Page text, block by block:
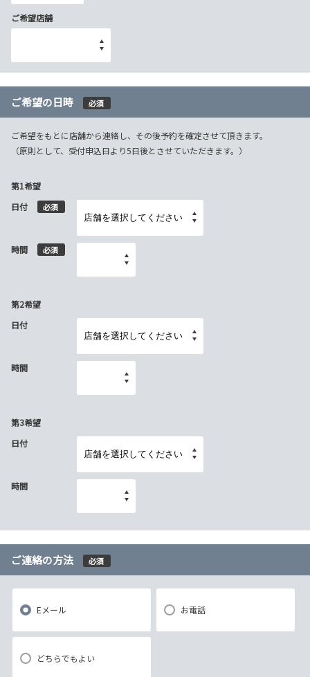
ご希望店舗
ご希望の日時 必須
ご希望をもとに店舗から連絡し、その後予約を確定させて頂きます。
（原則として、受付申込日より5日後とさせていただきます。）
第1希望
日付
必須
時間 必須
第2希望
日付
時間
第3希望
日付
時間
ご連絡の方法 必須
Eメール お電話
どちらでもよい